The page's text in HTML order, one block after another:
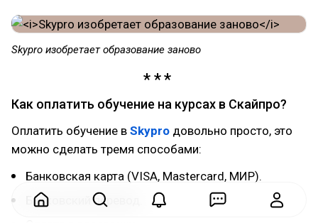
Skypro изобретает образование заново
Как оплатить обучение на курсах в Скайпро?
Оплатить обучение в Skypro довольно просто, это
можно сделать тремя способами:
Банковская карта (VISA, Mastercard, МИР).
Банковский перевод.